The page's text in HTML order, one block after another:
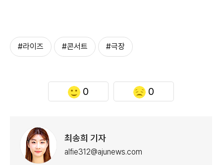
#라이즈 #콘서트 #극장
0 0
최송희 기자
alfie312@ajunews.com